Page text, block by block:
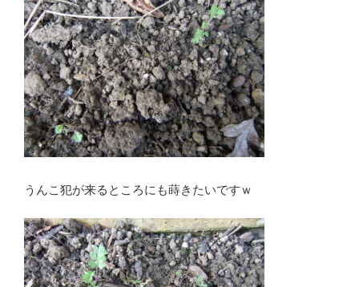
うんこ犯が来るところにも蒔きたいですｗ